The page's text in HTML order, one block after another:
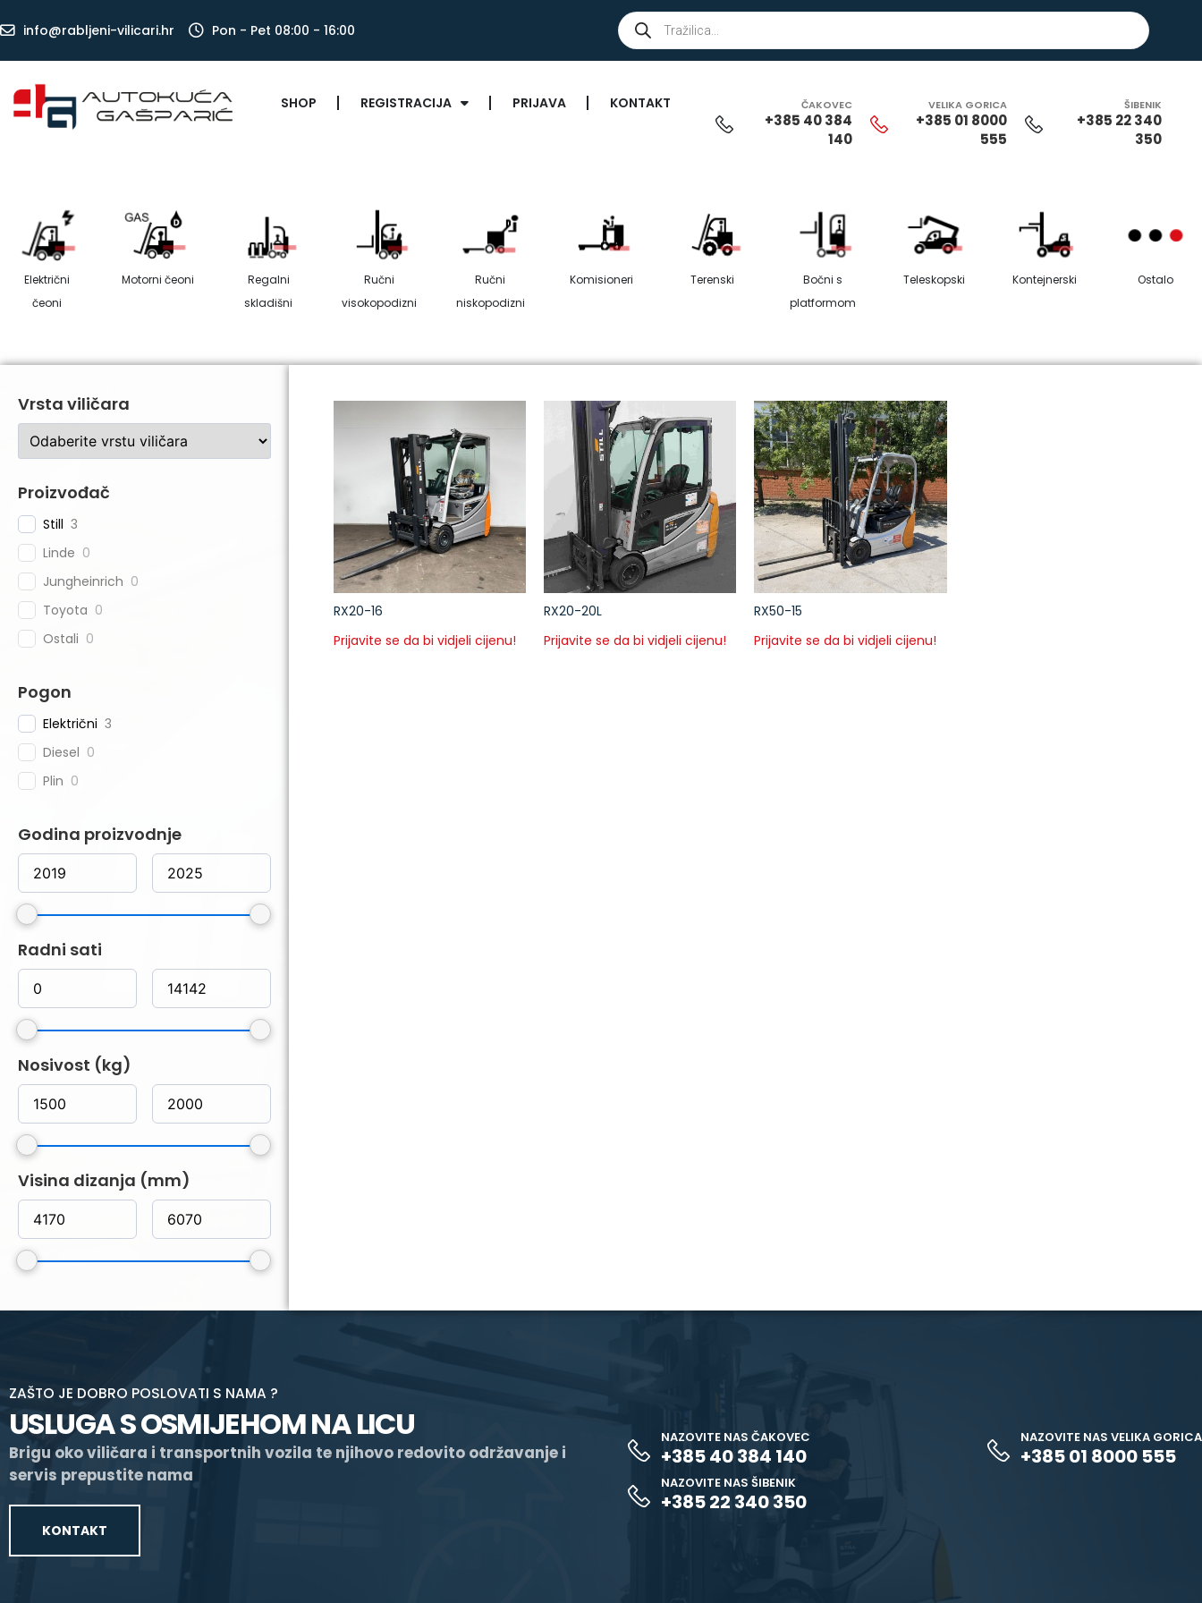
info@rabljeni-vilicari.hr Pon - Pet 08:00 - 16:00
SHOP REGISTRACIJA PRIJAVA KONTAKT ČAKOVEC
+385 40 384
140
VELIKA GORICA
+385 01 8000
555
ŠIBENIK
+385 22 340
350
Električni
čeoni
Motorni čeoni
Regalni
skladišni
Ručni
visokopodizni
Ručni
niskopodizni
Komisioneri Terenski
Bočni s
platformom
Teleskopski Kontejnerski Ostalo
Vrsta viličara
Proizvođač
Still 3
Linde 0
Jungheinrich 0
Toyota 0
Ostali 0
Pogon
Električni 3
Diesel 0
Plin 0
Godina proizvodnje
Radni sati
Nosivost (kg)
Visina dizanja (mm)
RX20-16
Prijavite se da bi vidjeli cijenu!
RX20-20L
Prijavite se da bi vidjeli cijenu!
RX50-15
Prijavite se da bi vidjeli cijenu!
ZAŠTO JE DOBRO POSLOVATI S NAMA ?
USLUGA S OSMIJEHOM NA LICU
Brigu oko viličara i transportnih vozila te njihovo redovito održavanje i
servis prepustite nama
KONTAKT
NAZOVITE NAS ČAKOVEC
+385 40 384 140
NAZOVITE NAS VELIKA GORICA
+385 01 8000 555
NAZOVITE NAS ŠIBENIK
+385 22 340 350